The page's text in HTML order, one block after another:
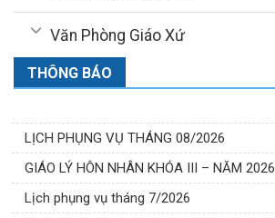
Văn Phòng Giáo Xứ
THÔNG BÁO
LỊCH PHỤNG VỤ THÁNG 08/2026
GIÁO LÝ HÔN NHÂN KHÓA III – NĂM 2026
Lịch phụng vụ tháng 7/2026